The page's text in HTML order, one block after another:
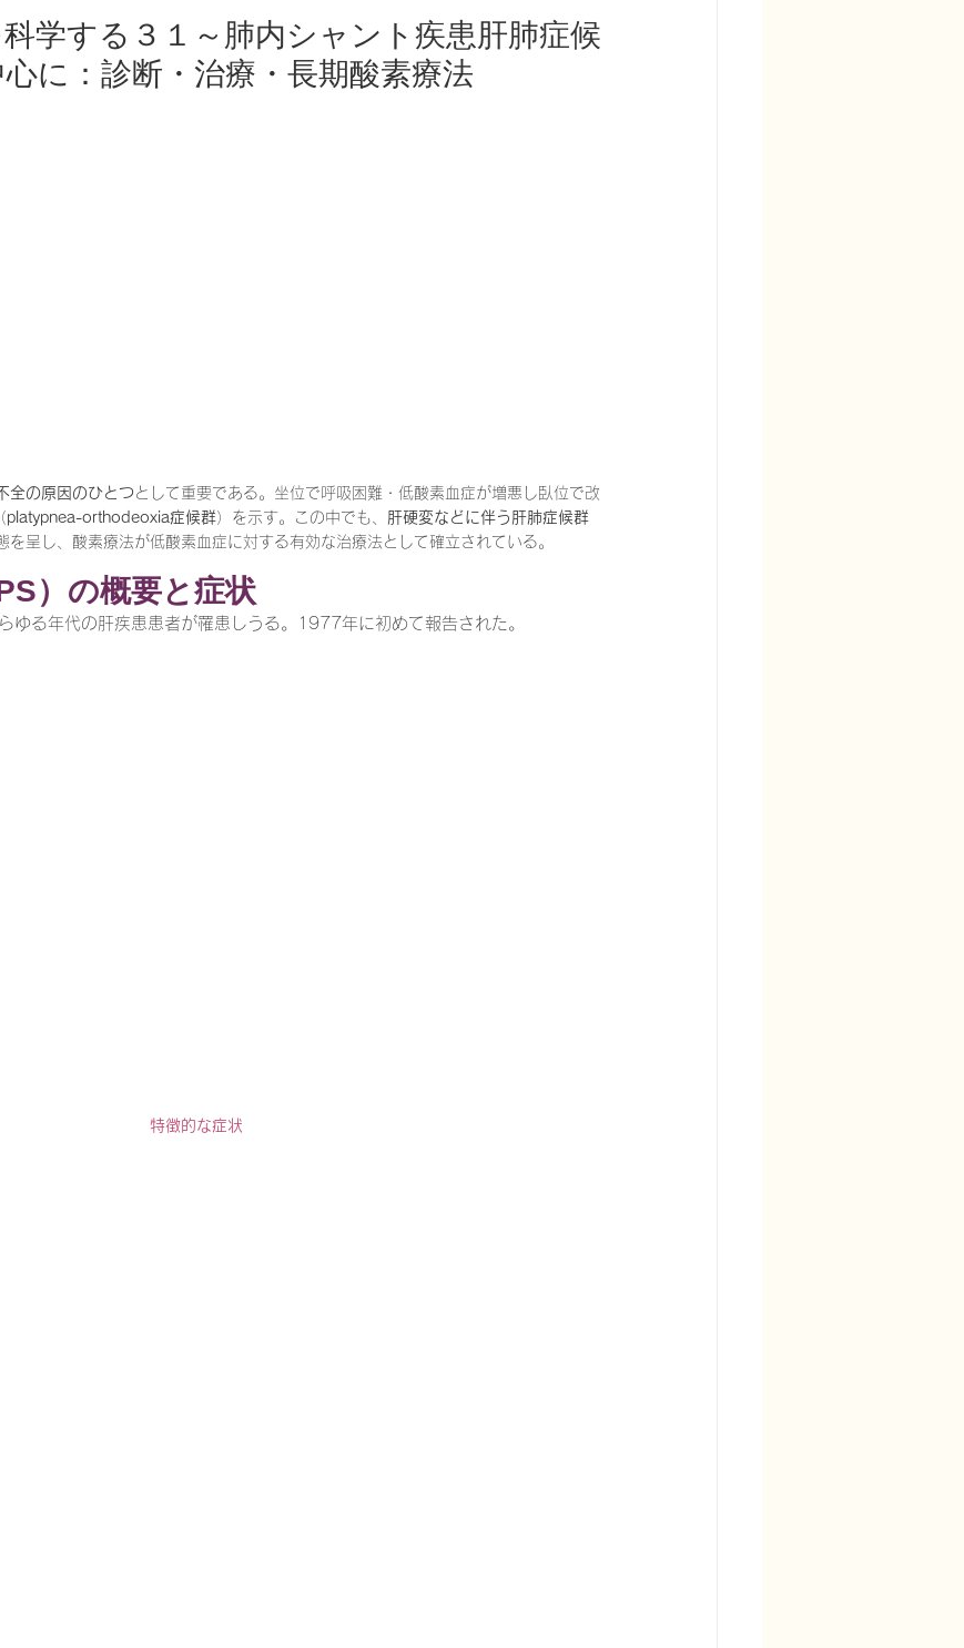
症の羅針盤 認知症は治せるか～認知症治療の羅針盤
在宅医療における褥瘡管理を科学する 精神疾患を科学する
学する３１～肺内シャント疾患肝肺症候
に：診断・治療・長期酸素療法
全の原因のひとつ として重要である。坐位で呼吸困難・低酸素血症が増悪し臥位で改
platypnea-orthodeoxia症候群）を示す。この中でも、
肝硬変などに伴う肝肺症候群
を呈し、酸素療法が低酸素血症に対する有効な治療法として確立されている。
）の概要と症状
ゆる年代の肝疾患患者が罹患しうる。1977年に初めて報告された。
特徴的な症状